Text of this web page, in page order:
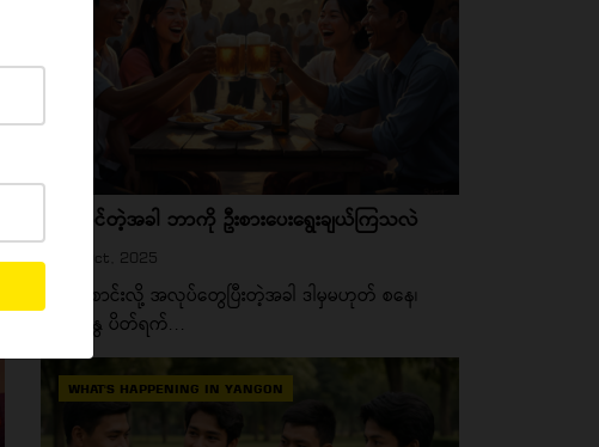
ဘားထိုင်တဲ့အခါ ဘာကို ဦးစားပေးရွေးချယ်ကြသလဲ
16 Oct, 2025
ညနေစောင်းလို့ အလုပ်တွေပြီးတဲ့အခါ ဒါမှမဟုတ် စနေ၊
တနင်္ဂနွေ ပိတ်ရက်...
WHAT'S HAPPENING IN YANGON